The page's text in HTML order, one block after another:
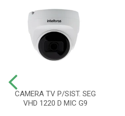
CAMERA TV P/SIST. SEG
VHD 1220 D MIC G9